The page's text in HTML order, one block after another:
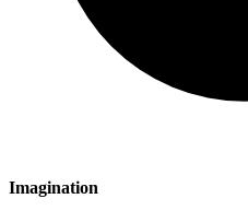
Imagination